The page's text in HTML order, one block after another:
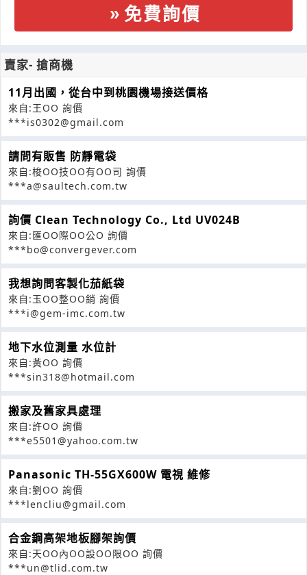
免費詢價
賣家- 搶商機
11月出國，從台中到桃園機場接送價格
來自:王OO 詢價
***is0302@gmail.com
請問有販售 防靜電袋
來自:梭OO技OO有OO司 詢價
***a@saultech.com.tw
詢價 Clean Technology Co., Ltd UV024B
來自:匯OO際OO公O 詢價
***bo@convergever.com
我想詢問客製化茄紙袋
來自:玉OO整OO銷 詢價
***i@gem-imc.com.tw
地下水位測量 水位計
來自:黃OO 詢價
***sin318@hotmail.com
搬家及舊家具處理
來自:許OO 詢價
***e5501@yahoo.com.tw
Panasonic TH-55GX600W 電視 維修
來自:劉OO 詢價
***lencliu@gmail.com
合金鋼高架地板腳架詢價
來自:天OO內OO設OO限OO 詢價
***un@tlid.com.tw